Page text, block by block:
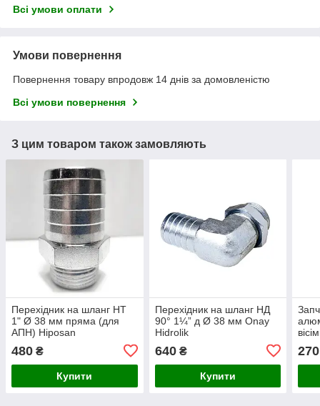
Всі умови оплати
Умови повернення
Повернення товару впродовж 14 днів за домовленістю
Всі умови повернення
З цим товаром також замовляють
Перехідник на шланг НТ
1" Ø 38 мм пряма (для
АПН) Hiposan
480 ₴
Купити
Перехідник на шланг НД
90° 1¼” д Ø 38 мм Onay
Hidrolik
640₴
Купити
270